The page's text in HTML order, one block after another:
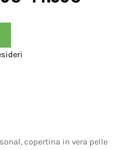
copertina in vera pelle